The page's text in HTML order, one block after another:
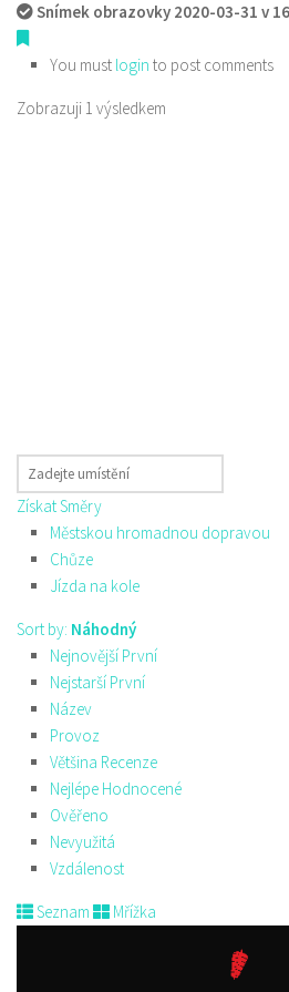
Snímek obrazovky 2020-03-31 v
You must login to post comments
Zobrazuji 1 výsledkem
Získat Směry
Městskou hromadnou dopravou
Chůze
Jízda na kole
Sort by: Náhodný
Nejnovější První
Nejstarší První
Název
Provoz
Většina Recenze
Nejlépe Hodnocené
Ověřeno
Nevyužitá
Vzdálenost
Seznam Mřížka